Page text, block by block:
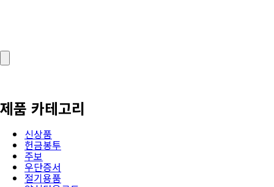
제품 카테고리
신상품
헌금봉투
주보
우단증서
절기용품